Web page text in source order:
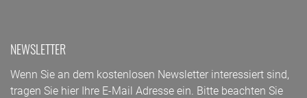
NEWSLETTER
Wenn Sie an dem kostenlosen Newsletter interessiert sind,
tragen Sie hier Ihre E-Mail Adresse ein. Bitte beachten Sie